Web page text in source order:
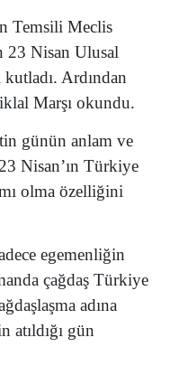
Temsili Meclis
23 Nisan Ulusal
Ardından
Marşı okundu.
günün anlam ve
Nisan’ın Türkiye
olma özelliğini
egemenliğin
çağdaş Türkiye
adına
atıldığı gün